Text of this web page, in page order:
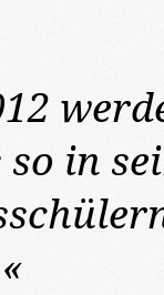
in
«